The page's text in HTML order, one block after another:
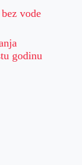
vode
godinu